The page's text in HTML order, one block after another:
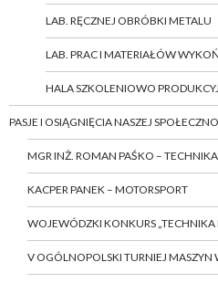
LAB. RĘCZNEJ OBRÓBKI METALU
LAB. PRAC I MATERIAŁÓW
HALA SZKOLENIOWO
PASJE I OSIĄGNIĘCIA NASZEJ
MGR INŻ. ROMAN PAŚKO –
KACPER PANEK – MOTORSPORT
WOJEWÓDZKI KONKURS „TECHNIKA
V OGÓLNOPOLSKI TURNIEJ MASZYN